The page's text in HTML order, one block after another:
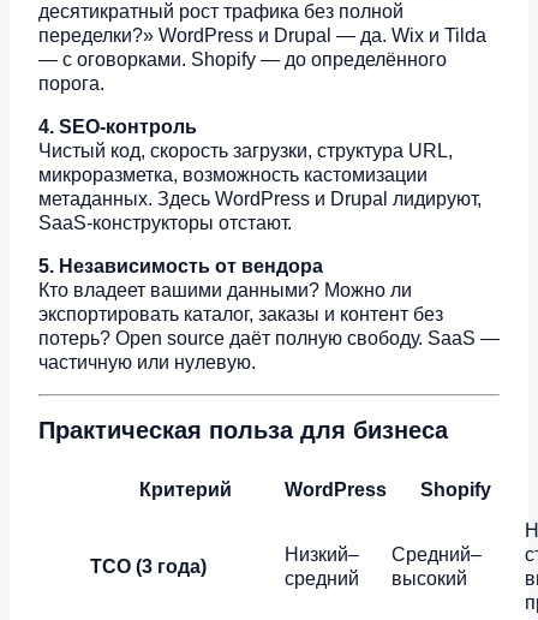
десятикратный рост трафика без полной
переделки?» WordPress и Drupal — да. Wix и Tilda
— с оговорками. Shopify — до определённого
порога.
4. SEO-контроль
Чистый код, скорость загрузки, структура URL,
микроразметка, возможность кастомизации
метаданных. Здесь WordPress и Drupal лидируют,
SaaS-конструкторы отстают.
5. Независимость от вендора
Кто владеет вашими данными? Можно ли
экспортировать каталог, заказы и контент без
потерь? Open source даёт полную свободу. SaaS —
частичную или нулевую.
Практическая польза для бизнеса
Критерий WordPress Shopify
TCO (3 года)
Низкий–
средний
Средний–
высокий